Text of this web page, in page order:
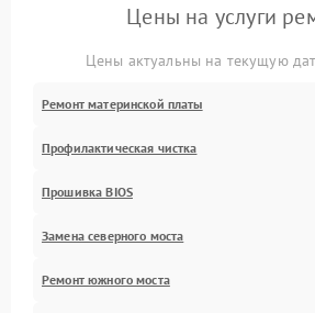
Цены на услуги
Цены актуальны на текущую
Ремонт материнской платы
Профилактическая чистка
Прошивка BIOS
Замена северного моста
Ремонт южного моста